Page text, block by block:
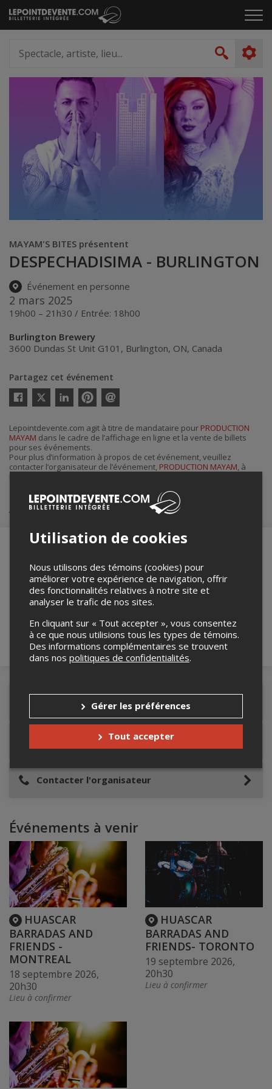
Passer
au
le
artiste,
lieu...
MAYAM'S BITES présentent
DESPECHADISIMA - BURLINGTON
Événement en personne
2 mars 2025
19h00 – 21h30 / Entrée: 18h00
Burlington Brewery
3600 Dundas St Unit G101 , Burlington, ON, Canada
Partagez cet événement
Twitter
courriel
Lepointdevente.com agit à titre de mandataire pour PRODUCTION
MAYAM dans le cadre de l’affichage en ligne et la vente de billets
pour ses événements.
Pour plus d’information à propos de cet événement, veuillez
contacter l’organisateur de l’événement, PRODUCTION MAYAM, à
mayamproducciones@gmail.com
Achat de billets
Merci de confirmer que vous n'êtes pas un
robot ci-bas.
Détails de l'événement
Lieu de l'événement
Contacter l'organisateur
Événements à venir
HUASCAR
BARRADAS AND
FRIENDS -
MONTREAL
18 septembre 2026,
20h30
Lieu à confirmer
HUASCAR
BARRADAS AND
FRIENDS- TORONTO
19 septembre 2026,
20h30
Lieu à confirmer
Utilisation de cookies
Nous utilisons des témoins (cookies) pour
améliorer votre expérience de navigation, offrir
des fonctionnalités relatives à notre site et
analyser le trafic de nos sites.
En cliquant sur « Tout accepter », vous consentez
à ce que nous utilisions tous les types de témoins.
Des informations complémentaires se trouvent
dans nos politiques de confidentialités.
Gérer les préférences
Tout accepter